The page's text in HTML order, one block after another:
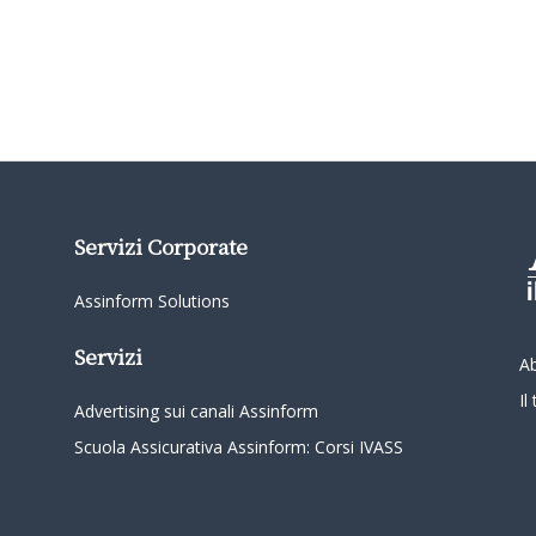
Servizi Corporate
Assinform Solutions
Servizi
Advertising sui canali Assinform
Scuola Assicurativa Assinform: Corsi IVASS
Il